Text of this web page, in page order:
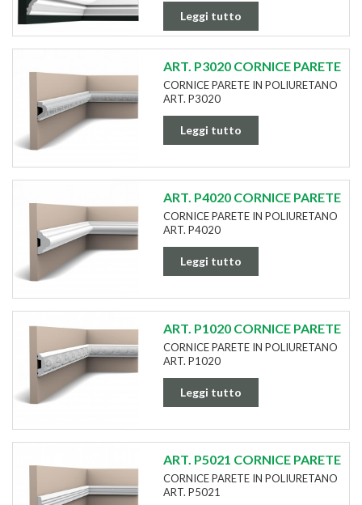
Leggi tutto
ART. P3020 CORNICE PARETE
CORNICE PARETE IN POLIURETANO
ART. P3020
Leggi tutto
ART. P4020 CORNICE PARETE
CORNICE PARETE IN POLIURETANO
ART. P4020
Leggi tutto
ART. P1020 CORNICE PARETE
CORNICE PARETE IN POLIURETANO
ART. P1020
Leggi tutto
ART. P5021 CORNICE PARETE
CORNICE PARETE IN POLIURETANO
ART. P5021